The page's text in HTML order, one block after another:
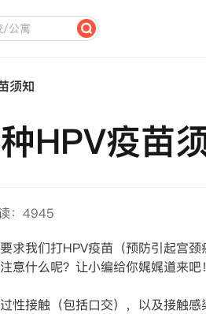
须知
HPV疫苗
：4945
求我们打HPV疫苗（预防引起宫
意什么呢？让小编给你娓娓道来吧！
性接触（包括口交），以及接触